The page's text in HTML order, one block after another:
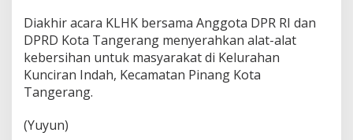
Diakhir acara KLHK bersama Anggota DPR RI dan
DPRD Kota Tangerang menyerahkan alat-alat
kebersihan untuk masyarakat di Kelurahan
Kunciran Indah, Kecamatan Pinang Kota
Tangerang.
(Yuyun)